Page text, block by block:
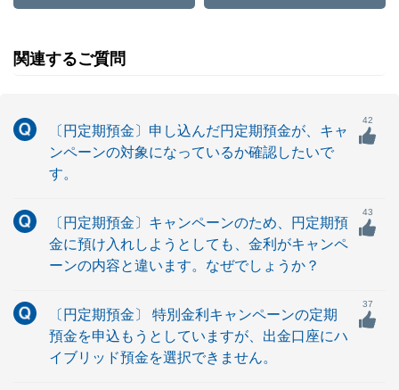
関連するご質問
〔円定期預金〕申し込んだ円定期預金が、キャ
ンペーンの対象になっているか確認したいで
す。
42
〔円定期預金〕キャンペーンのため、円定期預
金に預け入れしようとしても、金利がキャンペ
ーンの内容と違います。なぜでしょうか？
43
〔円定期預金〕 特別金利キャンペーンの定期
預金を申込もうとしていますが、出金口座にハ
イブリッド預金を選択できません。
37